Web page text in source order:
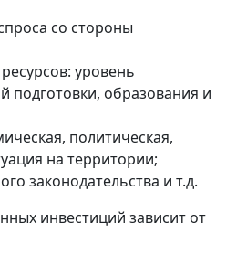
со стороны
уровень
подготовки, образования и
политическая,
на территории;
законодательства и т.д.
инвестиций зависит от